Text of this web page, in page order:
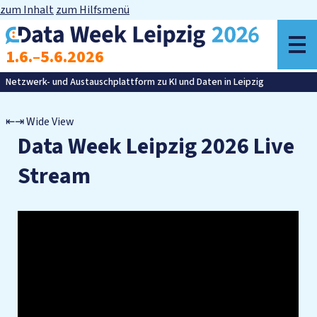
zum Inhaltzum Hilfsmenü
1.6.–5.6.2026
Netzwerk- und Austauschplattform zu KI und Daten in Leipzig
Wide View
Data Week Leipzig 2026 Live
Stream